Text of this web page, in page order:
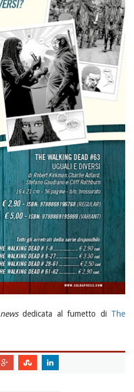
newsdedicata al fumetto di The